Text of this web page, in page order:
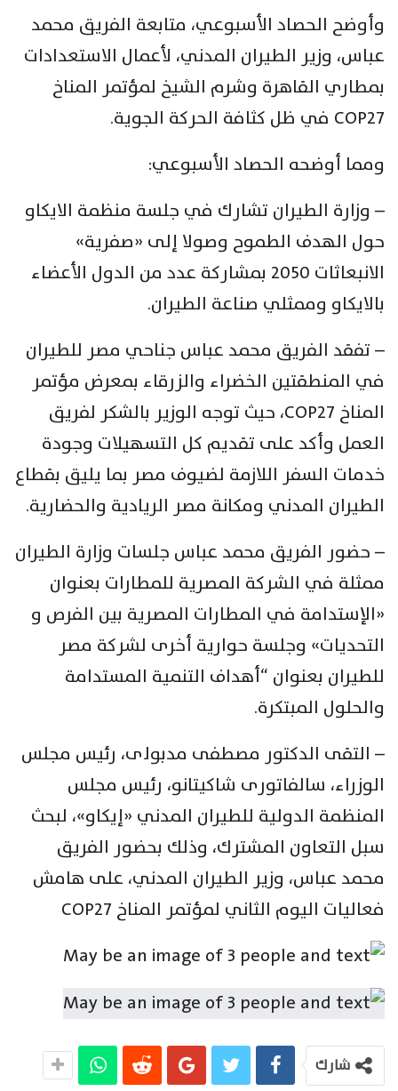
وأوضح الحصاد الأسبوعي، متابعة الفريق محمد
عباس، وزير الطيران المدني، لأعمال الاستعدادات
بمطاري القاهرة وشرم الشيخ لمؤتمر المناخ
COP27 في ظل كثافة الحركة الجوية.
ومما أوضحه الحصاد الأسبوعي:
– وزارة الطيران تشارك في جلسة منظمة الايكاو
حول الهدف الطموح وصولا إلى «صفرية»
الانبعاثات 2050 بمشاركة عدد من الدول الأعضاء
بالايكاو وممثلي صناعة الطيران.
– تفقد الفريق محمد عباس جناحي مصر للطيران
في المنطقتين الخضراء والزرقاء بمعرض مؤتمر
المناخ COP27، حيث توجه الوزير بالشكر لفريق
العمل وأكد على تقديم كل التسهيلات وجودة
خدمات السفر اللازمة لضيوف مصر بما يليق بقطاع
الطيران المدني ومكانة مصر الريادية والحضارية.
– حضور الفريق محمد عباس جلسات وزارة الطيران
ممثلة في الشركة المصرية للمطارات بعنوان
«الإستدامة في المطارات المصرية بين الفرص و
التحديات» وجلسة حوارية أخرى لشركة مصر
للطيران بعنوان “أهداف التنمية المستدامة
والحلول المبتكرة.
– التقى الدكتور مصطفى مدبولی، رئيس مجلس
الوزراء، سالفاتوری شاکيتانو، رئيس مجلس
المنظمة الدولية للطيران المدني «إيكاو»، لبحث
سبل التعاون المشترك، وذلك بحضور الفريق
محمد عباس، وزیر الطيران المدني، على هامش
فعاليات اليوم الثاني لمؤتمر المناخ COP27
شارك